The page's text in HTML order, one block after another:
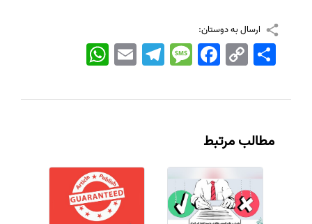
ارسال به دوستان:
WhatsApp EmailTelegramMessageFacebook Copy
Link
اشتراک
مطالب مرتبط